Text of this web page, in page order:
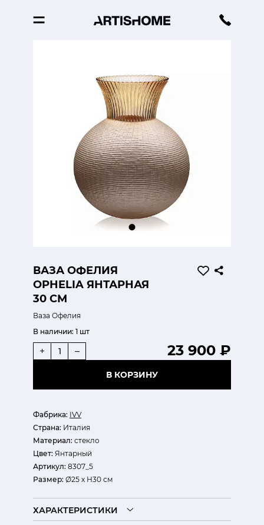
ВАЗА ОФЕЛИЯ
OPHELIA ЯНТАРНАЯ
30 СМ
Ваза Офелия
Фабрика: IVV
Страна: Италия
Материал: стекло
Цвет: Янтарный
Артикул: 8307_5
Размер: Ø25 х Н30 см
В наличии: 1 шт
23 900 ₽
+ –
В КОРЗИНУ
ХАРАКТЕРИСТИКИ